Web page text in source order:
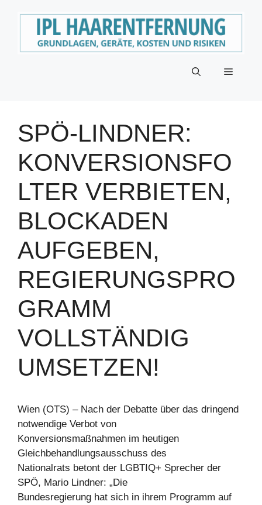
Menü
SPÖ-LINDNER:
KONVERSIONSFO
LTER VERBIETEN,
BLOCKADEN
AUFGEBEN,
REGIERUNGSPRO
GRAMM
VOLLSTÄNDIG
UMSETZEN!
Wien (OTS) – Nach der Debatte über das dringend
notwendige Verbot von
Konversionsmaßnahmen im heutigen
Gleichbehandlungsausschuss des
Nationalrats betont der LGBTIQ+ Sprecher der
SPÖ, Mario Lindner: „Die
Bundesregierung hat sich in ihrem Programm auf